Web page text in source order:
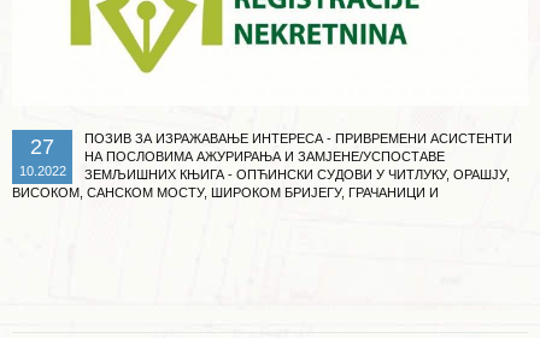
27
10.2022
ПОЗИВ ЗА ИЗРАЖАВАЊЕ ИНТЕРЕСА - ПРИВРЕМЕНИ АСИСТЕНТИ
НА ПОСЛОВИМА АЖУРИРАЊА И ЗАМЈЕНЕ/УСПОСТАВЕ
ЗЕМЉИШНИХ КЊИГА - ОПЋИНСКИ СУДОВИ У ЧИТЛУКУ, ОРАШЈУ,
ВИСОКОМ, САНСКОМ МОСТУ, ШИРОКОМ БРИЈЕГУ, ГРАЧАНИЦИ И